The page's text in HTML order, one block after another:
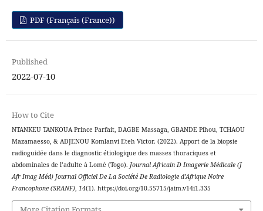
PDF (Français (France))
Published
2022-07-10
How to Cite
NTANKEU TANKOUA Prince Parfait, DAGBE Massaga, GBANDE Pihou, TCHAOU
Mazamaesso, & ADJENOU Komlanvi Eteh Victor. (2022). Apport de la biopsie
radioguidée dans le diagnostic étiologique des masses thoraciques et
abdominales de l’adulte à Lomé (Togo). Journal Africain D Imagerie Médicale (J
Afr Imag Méd) Journal Officiel De La Société De Radiologie d’Afrique Noire
Francophone (SRANF), 14(1). https://doi.org/10.55715/jaim.v14i1.335